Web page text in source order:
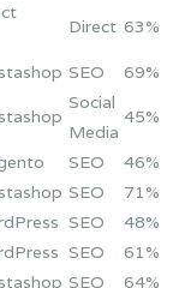
Direct 63%
SEO 69%
Social
Media
45%
SEO
46%
SEO
71%
SEO
48%
SEO
61%
SEO
64%